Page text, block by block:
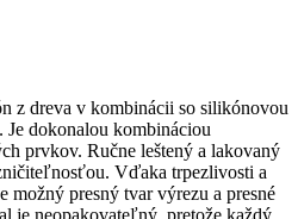
z dreva v kombinácii so silikónovou
dokonalou kombináciou
prvkov. Ručne leštený a lakovaný
Vďaka trpezlivosti a
možný presný tvar výrezu a presné
je neopakovateľný, pretože každý